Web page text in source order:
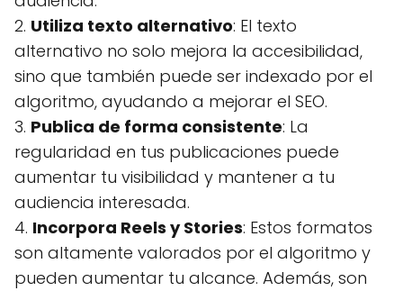
2. Utiliza texto alternativo: El texto
alternativo no solo mejora la accesibilidad,
sino que también puede ser indexado por el
algoritmo, ayudando a mejorar el SEO.
3. Publica de forma consistente: La
regularidad en tus publicaciones puede
aumentar tu visibilidad y mantener a tu
audiencia interesada.
4. Incorpora Reels y Stories: Estos formatos
son altamente valorados por el algoritmo y
pueden aumentar tu alcance. Además, son